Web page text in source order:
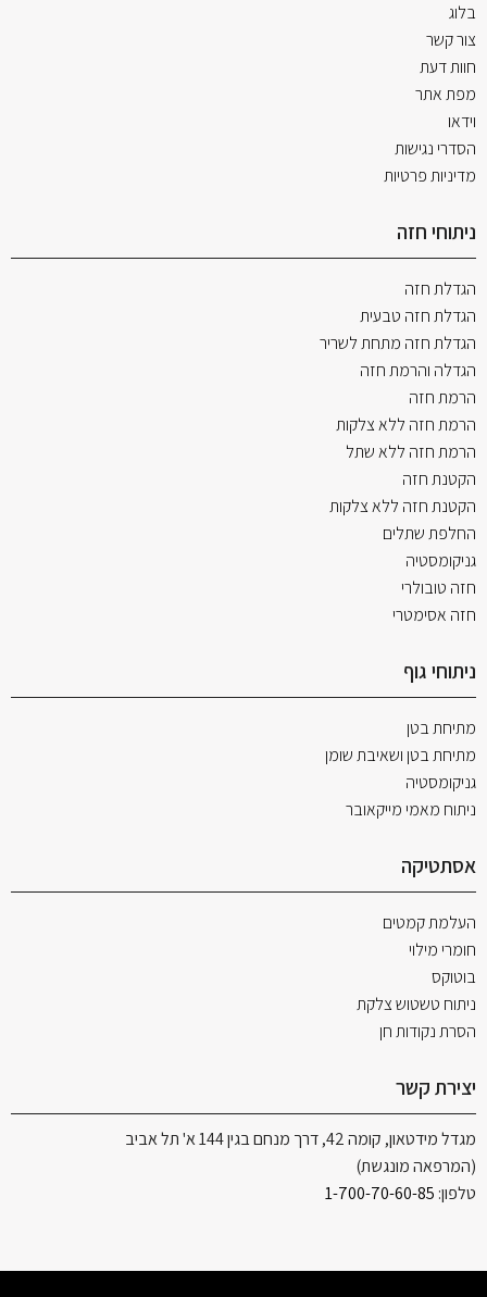
בלוג
צור קשר
חוות דעת
מפת אתר
וידאו
הסדרי נגישות
מדיניות פרטיות
ניתוחי חזה
הגדלת חזה
הגדלת חזה טבעית
הגדלת חזה מתחת לשריר
הגדלה והרמת חזה
הרמת חזה
הרמת חזה ללא צלקות
הרמת חזה ללא שתל
הקטנת חזה
הקטנת חזה ללא צלקות
החלפת שתלים
גניקומסטיה
חזה טובולרי
חזה אסימטרי
ניתוחי גוף
מתיחת בטן
מתיחת בטן ושאיבת שומן
גניקומסטיה
ניתוח מאמי מייקאובר
אסתטיקה
העלמת קמטים
חומרי מילוי
בוטוקס
ניתוח טשטוש צלקת
הסרת נקודות חן
יצירת קשר
מגדל מידטאון, קומה 42, דרך מנחם בגין 144 א' תל אביב
(המרפאה מונגשת)
טלפון: 1-700-70-60-85